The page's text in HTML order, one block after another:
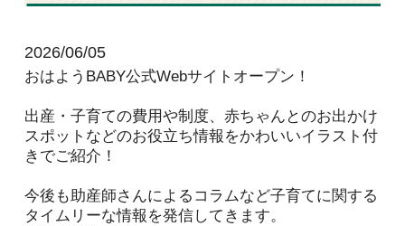
2026/06/05
おはようBABY公式Webサイトオープン！
出産・子育ての費用や制度、赤ちゃんとのお出かけ
スポットなどのお役立ち情報をかわいいイラスト付
きでご紹介！
今後も助産師さんによるコラムなど子育てに関する
タイムリーな情報を発信してきます。